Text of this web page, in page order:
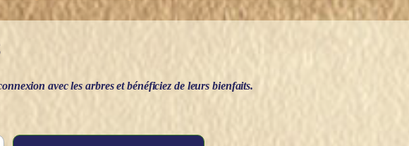
avec les arbres et bénéficiez de leurs bienfaits.